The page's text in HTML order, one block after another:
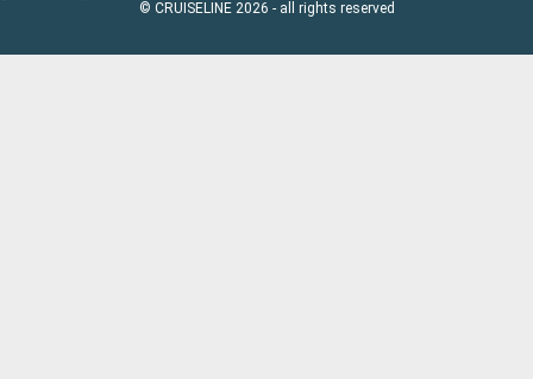
© CRUISELINE 2026 - all rights reserved